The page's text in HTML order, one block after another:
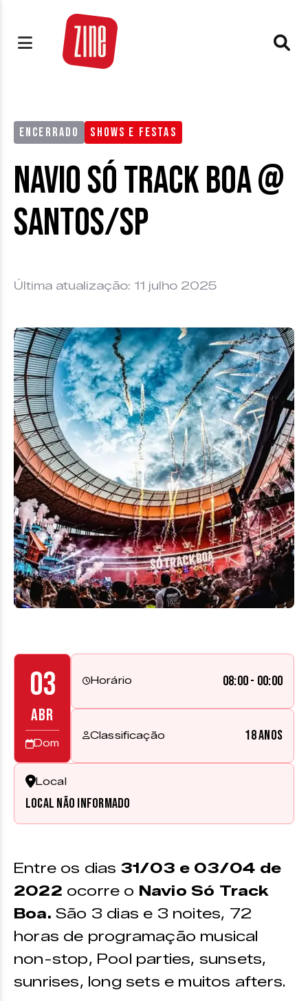
ENCERRADO SHOWS E FESTAS
Navio Só Track Boa @
Santos/SP
Última atualização: 11 julho 2025
03
ABR
Dom
Horário 08:00 - 00:00
Classificação 18 anos
Local
Local não informado
Entre os dias 31/03 e 03/04 de
2022 ocorre o Navio Só Track
Boa.São 3 dias e 3 noites, 72
horas de programação musical
non-stop, Pool parties, sunsets,
sunrises, long sets e muitos afters.